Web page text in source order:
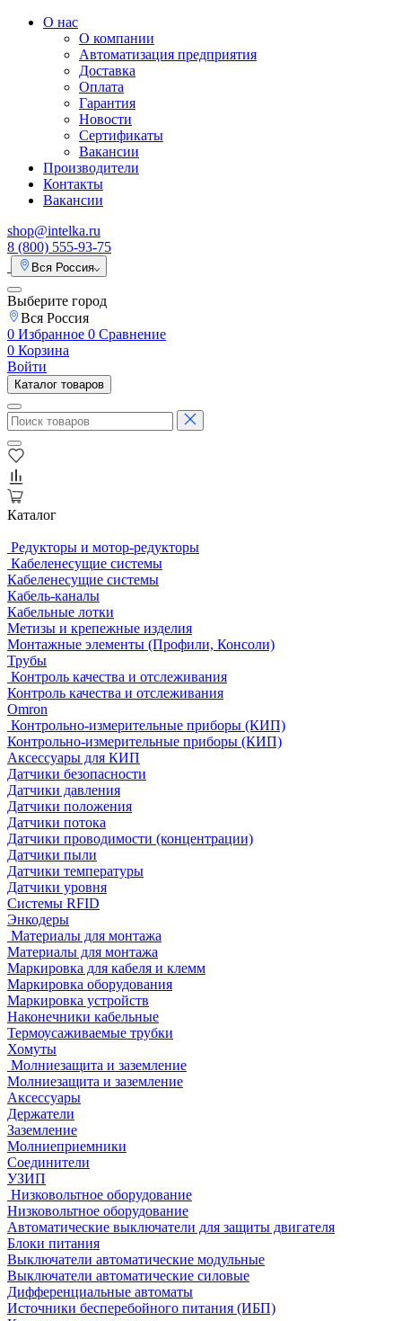
О нас
О компании
Автоматизация предприятия
Доставка
Оплата
Гарантия
Новости
Сертификаты
Вакансии
Производители
Контакты
Вакансии
shop@intelka.ru
8 (800) 555-93-75
Вся Россия
Выберите город
Вся Россия
0 Избранное 0 Сравнение
0 Корзина
Войти
Каталог товаров
Каталог
Редукторы и мотор-редукторы
Кабеленесущие системы
Кабеленесущие системы
Кабель-каналы
Кабельные лотки
Метизы и крепежные изделия
Монтажные элементы (Профили, Консоли)
Трубы
Контроль качества и отслеживания
Контроль качества и отслеживания
Omron
Контрольно-измерительные приборы (КИП)
Контрольно-измерительные приборы (КИП)
Аксессуары для КИП
Датчики безопасности
Датчики давления
Датчики положения
Датчики потока
Датчики проводимости (концентрации)
Датчики пыли
Датчики температуры
Датчики уровня
Системы RFID
Энкодеры
Материалы для монтажа
Материалы для монтажа
Маркировка для кабеля и клемм
Маркировка оборудования
Маркировка устройств
Наконечники кабельные
Термоусаживаемые трубки
Хомуты
Молниезащита и заземление
Молниезащита и заземление
Аксессуары
Держатели
Заземление
Молниеприемники
Соединители
УЗИП
Низковольтное оборудование
Низковольтное оборудование
Автоматические выключатели для защиты двигателя
Блоки питания
Выключатели автоматические модульные
Выключатели автоматические силовые
Дифференциальные автоматы
Источники бесперебойного питания (ИБП)